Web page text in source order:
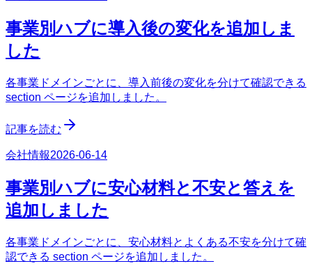
事業別ハブに導入後の変化を追加しま
した
各事業ドメインごとに、導入前後の変化を分けて確認できる
section ページを追加しました。
記事を読む
会社情報2026-06-14
事業別ハブに安心材料と不安と答えを
追加しました
各事業ドメインごとに、安心材料とよくある不安を分けて確
認できる section ページを追加しました。